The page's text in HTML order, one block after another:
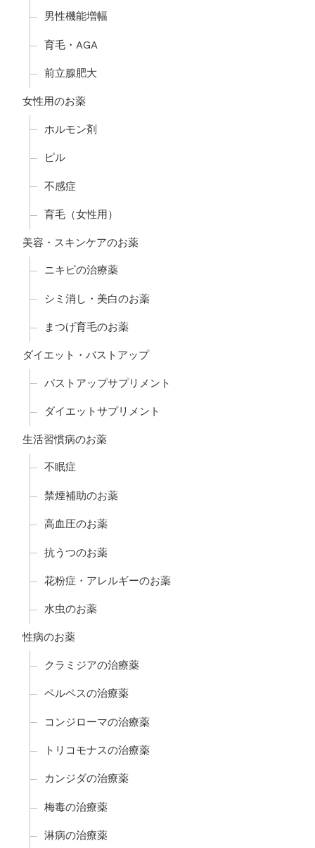
男性機能増幅
育毛・AGA
前立腺肥大
女性用のお薬
ホルモン剤
ピル
不感症
育毛（女性用）
美容・スキンケアのお薬
ニキビの治療薬
シミ消し・美白のお薬
まつげ育毛のお薬
ダイエット・バストアップ
バストアップサプリメント
ダイエットサプリメント
生活習慣病のお薬
不眠症
禁煙補助のお薬
高血圧のお薬
抗うつのお薬
花粉症・アレルギーのお薬
水虫のお薬
性病のお薬
クラミジアの治療薬
ペルペスの治療薬
コンジローマの治療薬
トリコモナスの治療薬
カンジダの治療薬
梅毒の治療薬
淋病の治療薬